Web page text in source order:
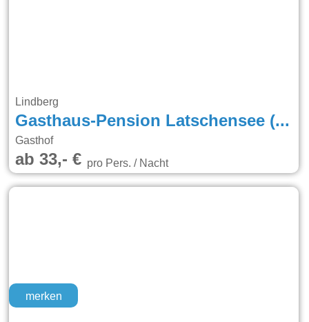
Lindberg
Gasthaus-Pension Latschensee (Ausborn)
Gasthof
ab 33,- €pro Pers. / Nacht
merken